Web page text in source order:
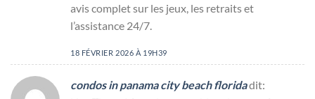
avis complet sur les jeux, les retraits et
l’assistance 24/7.
18 FÉVRIER 2026 À 19H39
condos in panama city beach floridadit: